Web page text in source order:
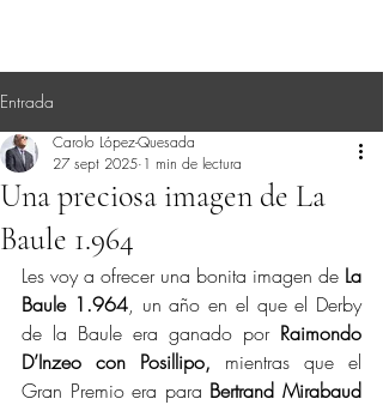
Entrada
Una preciosa imagen de La
Baule 1.964
Carolo López-Quesada
27 sept 2025 1 min de lectura
Les voy a ofrecer una bonita imagen de La
Baule 1.964, un año en el que el Derby
de la Baule era ganado por Raimondo
D’Inzeo con Posillipo, mientras que el
Gran Premio era para Bertrand Mirabaud